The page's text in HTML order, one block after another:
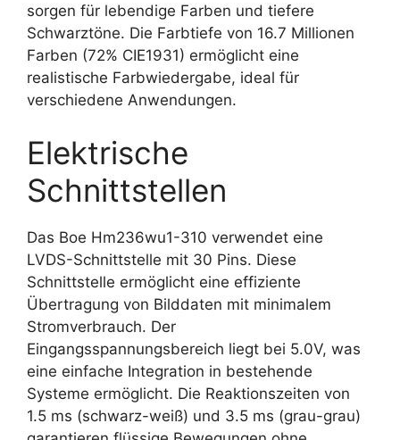
sorgen für lebendige Farben und tiefere
Schwarztöne. Die Farbtiefe von 16.7 Millionen
Farben (72% CIE1931) ermöglicht eine
realistische Farbwiedergabe, ideal für
verschiedene Anwendungen.
Elektrische
Schnittstellen
Das Boe Hm236wu1-310 verwendet eine
LVDS-Schnittstelle mit 30 Pins. Diese
Schnittstelle ermöglicht eine effiziente
Übertragung von Bilddaten mit minimalem
Stromverbrauch. Der
Eingangsspannungsbereich liegt bei 5.0V, was
eine einfache Integration in bestehende
Systeme ermöglicht. Die Reaktionszeiten von
1.5 ms (schwarz-weiß) und 3.5 ms (grau-grau)